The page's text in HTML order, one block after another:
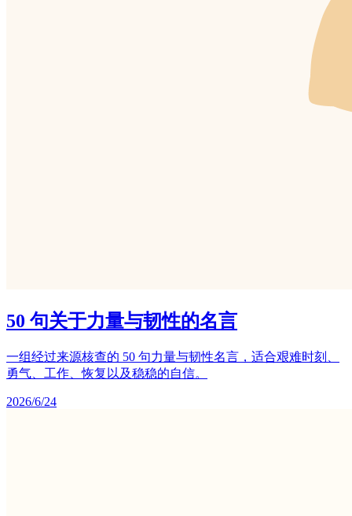
50 句关于力量与韧性的名言
一组经过来源核查的 50 句力量与韧性名言，适合艰难时刻、
勇气、工作、恢复以及稳稳的自信。
2026/6/24